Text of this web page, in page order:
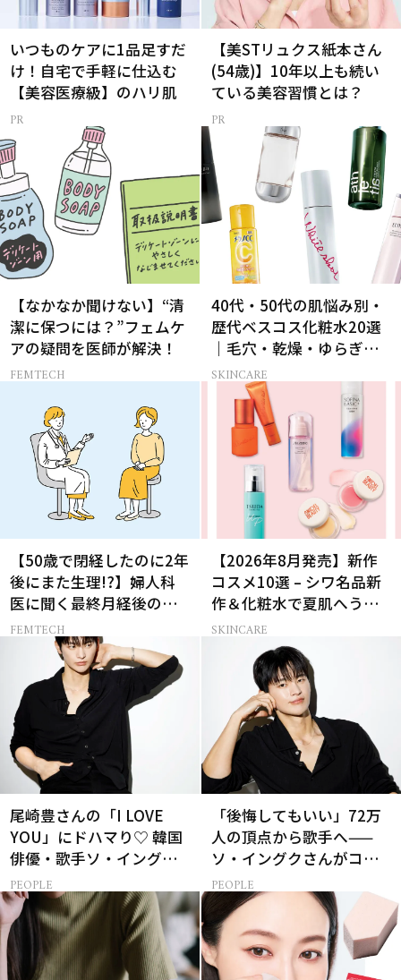
いつものケアに1品足すだ
け！自宅で手軽に仕込む
【美容医療級】のハリ肌
【美STリュクス紙本さん
(54歳)】10年以上も続い
ている美容習慣とは？
【なかなか聞けない】“清
潔に保つには？”フェムケ
アの疑問を医師が解決！
FEMTECH
40代・50代の肌悩み別・
歴代ベスコス化粧水20選
｜毛穴・乾燥・ゆらぎな
ど
SKINCARE
【50歳で閉経したのに2年
後にまた生理!?】婦人科
医に聞く最終月経後の出
血の対処法
FEMTECH
【2026年8月発売】新作
コスメ10選 – シワ名品新
作＆化粧水で夏肌へうる
おいチャージ
SKINCARE
尾崎豊さんの「I LOVE
YOU」にドハマり♡ 韓国
俳優・歌手ソ・イングク
さんの音楽がすべての人
生って？
PEOPLE
「後悔してもいい」72万
人の頂点から歌手へ——
ソ・イングクさんがコツ
コツ頑張れる原動力とは
PEOPLE